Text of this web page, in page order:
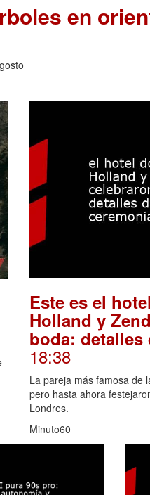
en
Este es el
Holland y
boda: detalles
18:38
La pareja más famosa de
pero hasta ahora
Londres.
Minuto60